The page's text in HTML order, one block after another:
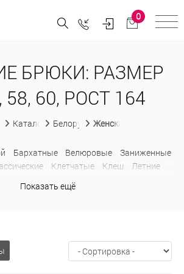
0
БРЮКИ: РАЗМЕР
58, 60, РОСТ 164
Каталог Белорусская женская одежда
Женские брюки
Бархатные Велюровые
Заниженные
Клетчатые Клеш
Летние
С лампасами
Показать ещё